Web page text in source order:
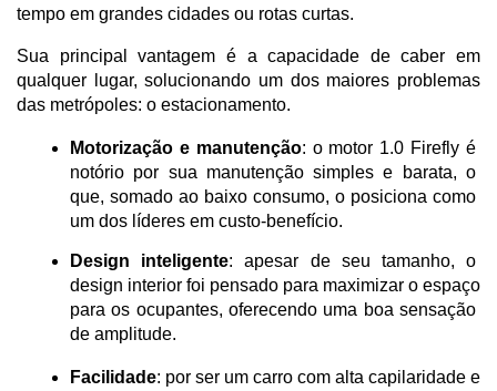
tempo em grandes cidades ou rotas curtas.
Sua principal vantagem é a capacidade de caber em
qualquer lugar, solucionando um dos maiores problemas
das metrópoles: o estacionamento.
Motorização e manutenção: o motor 1.0 Firefly é
notório por sua manutenção simples e barata, o
que, somado ao baixo consumo, o posiciona como
um dos líderes em custo-benefício.
Design inteligente: apesar de seu tamanho, o
design interior foi pensado para maximizar o espaço
para os ocupantes, oferecendo uma boa sensação
de amplitude.
Facilidade: por ser um carro com alta capilaridade e